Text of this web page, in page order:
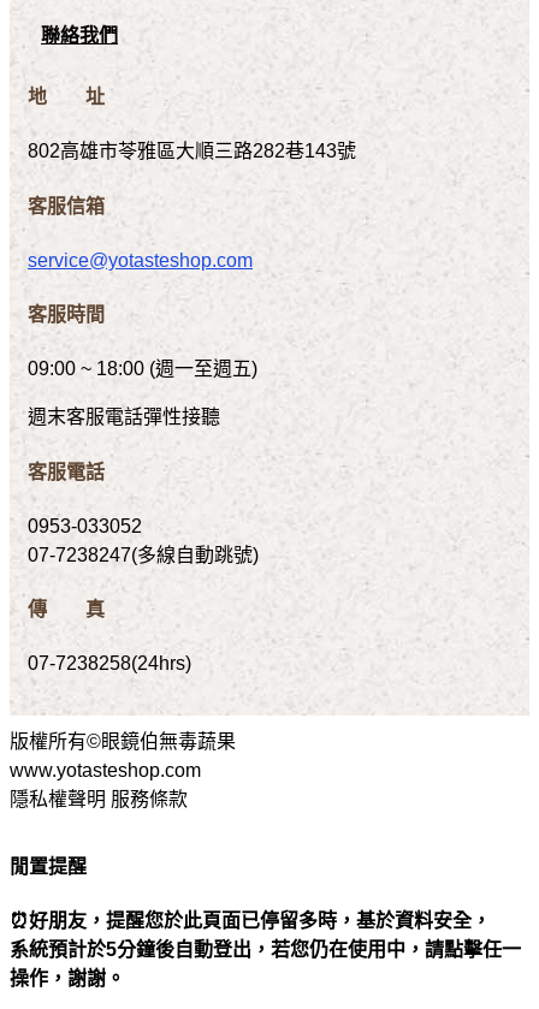
聯絡我們
地 址
802高雄市苓雅區大順三路282巷143號
客服信箱
service@yotasteshop.com
客服時間
09:00 ~ 18:00 (週一至週五)
週末客服電話彈性接聽
客服電話
0953-033052
07-7238247(多線自動跳號)
傳 真
07-7238258(24hrs)
版權所有©眼鏡伯無毒蔬果
www.yotasteshop.com
隱私權聲明 服務條款
閒置提醒
⏰好朋友，提醒您於此頁面已停留多時，基於資料安全，
系統預計於5分鐘後自動登出，若您仍在使用中，請點擊任一
操作，謝謝。